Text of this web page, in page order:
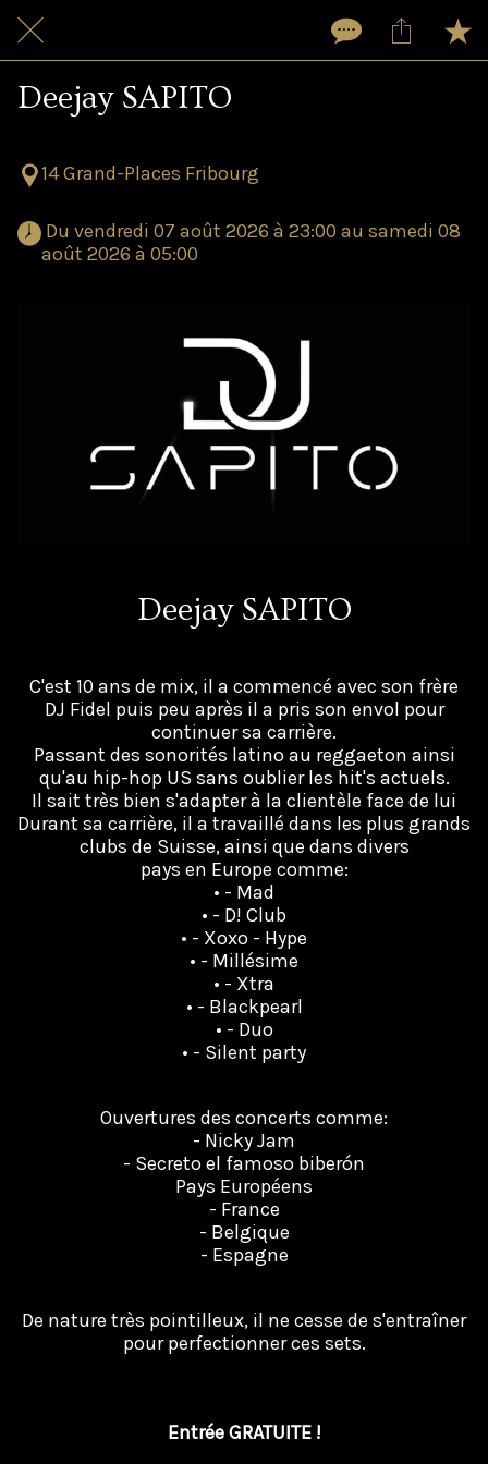
Deejay SAPITO
14 Grand-Places Fribourg
août 2026 à 05:00
Deejay SAPITO
C'est 10 ans de mix, il a commencé avec son frère
DJ Fidel puis peu après il a pris son envol pour
continuer sa carrière.
Passant des sonorités latino au reggaeton ainsi
qu'au hip-hop US sans oublier les hit's actuels.
Il sait très bien s'adapter à la clientèle face de lui
Durant sa carrière, il a travaillé dans les plus grands
clubs de Suisse, ainsi que dans divers
pays en Europe comme:
• - Mad
• - D! Club
• - Xoxo - Hype
• - Millésime
• - Xtra
• - Blackpearl
• - Duo
• - Silent party
Ouvertures des concerts comme:
- Nicky Jam
- Secreto el famoso biberón
Pays Européens
- France
- Belgique
- Espagne
De nature très pointilleux, il ne cesse de s'entraîner
pour perfectionner ces sets.
Entrée GRATUITE !